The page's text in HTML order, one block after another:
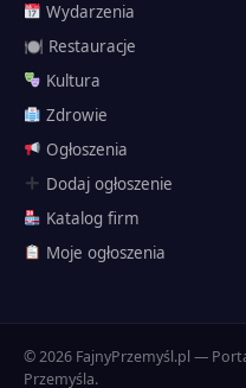
Dojazd
Wydarzenia
🍽 Restauracje
Kultura
Zdrowie
Ogłoszenia
Dodaj ogłoszenie
Katalog firm
Moje ogłoszenia
© 2026 FajnyPrzemyśl.pl —
Przemyśla.